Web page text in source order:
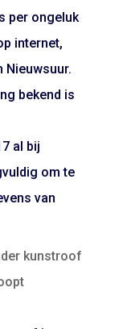
per ongeluk
internet,
Nieuwsuur.
bekend is
al bij
om te
van
kunstroof